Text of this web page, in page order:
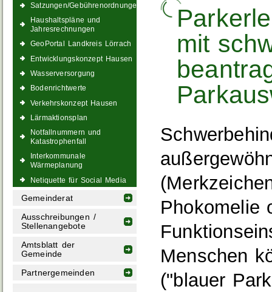
Satzungen/Gebührenordnungen
Haushaltspläne und
Jahresrechnungen
GeoPortal Landkreis Lörrach
Entwicklungskonzept Hausen
Wasserversorgung
Bodenrichtwerte
Verkehrskonzept Hausen
Lärmaktionsplan
Notfallnummern und
Katastrophenfall
Interkommunale
Wärmeplanung
Netiquette für Social Media
Gemeinderat
Ausschreibungen /
Stellenangebote
Amtsblatt der
Gemeinde
Partnergemeinden
mit
Phokomelie
Menschen
("blauer